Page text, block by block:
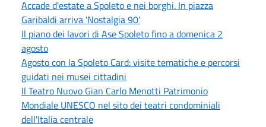
Accade d'estate a Spoleto e nei borghi. In piazza
Garibaldi arriva 'Nostalgia 90'
Il piano dei lavori di Ase Spoleto fino a domenica 2
agosto
Agosto con la Spoleto Card: visite tematiche e percorsi
guidati nei musei cittadini
Il Teatro Nuovo Gian Carlo Menotti Patrimonio
Mondiale UNESCO nel sito dei teatri condominiali
dell'Italia centrale